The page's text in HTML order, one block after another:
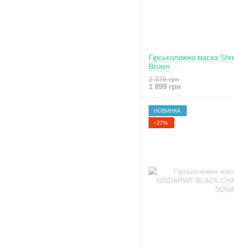
Гірськолижна маска
Brown
2 376 грн
1 899 грн
НОВИНКА
−27%